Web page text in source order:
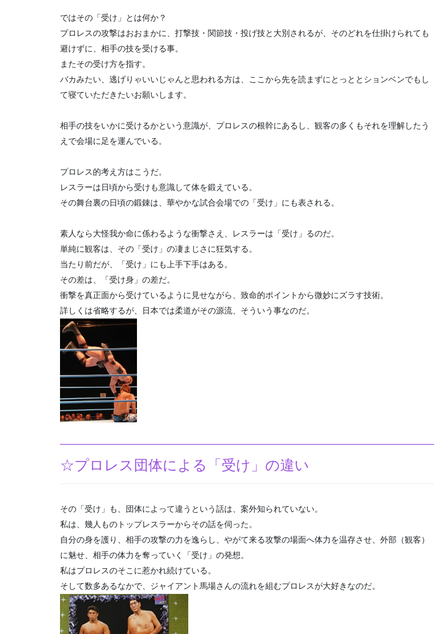
ではその「受け」とは何か？
プロレスの攻撃はおおまかに、打撃技・関節技・投げ技と大別されるが、そのどれを仕掛けられても
避けずに、相手の技を受ける事。
またその受け方を指す。
バカみたい、逃げりゃいいじゃんと思われる方は、ここから先を読まずにとっととションベンでもし
て寝ていただきたいお願いします。
相手の技をいかに受けるかという意識が、プロレスの根幹にあるし、観客の多くもそれを理解したう
えで会場に足を運んでいる。
プロレス的考え方はこうだ。
レスラーは日頃から受けも意識して体を鍛えている。
その舞台裏の日頃の鍛錬は、華やかな試合会場での「受け」にも表される。
素人なら大怪我か命に係わるような衝撃さえ、レスラーは「受け」るのだ。
単純に観客は、その「受け」の凄まじさに狂気する。
当たり前だが、「受け」にも上手下手はある。
その差は、「受け身」の差だ。
衝撃を真正面から受けているように見せながら、致命的ポイントから微妙にズラす技術。
詳しくは省略するが、日本では柔道がその源流、そういう事なのだ。
☆プロレス団体による「受け」の違い
その「受け」も、団体によって違うという話は、案外知られていない。
私は、幾人ものトップレスラーからその話を伺った。
自分の身を護り、相手の攻撃の力を逸らし、やがて来る攻撃の場面へ体力を温存させ、外部（観客）
に魅せ、相手の体力を奪っていく「受け」の発想。
私はプロレスのそこに惹かれ続けている。
そして数多あるなかで、ジャイアント馬場さんの流れを組むプロレスが大好きなのだ。